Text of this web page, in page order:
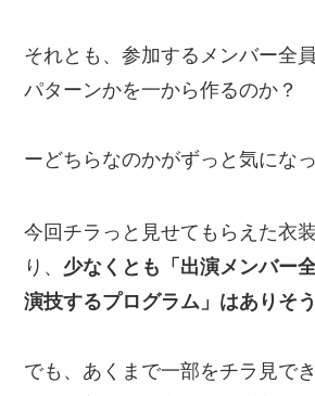
それとも、参加するメンバー全
パターンかを一から作るのか？
ーどちらなのかがずっと気にな
今回チラっと見せてもらえた衣
り、 少なくとも「出演メンバー
演技するプログラム」はありそう
でも、あくまで一部をチラ見で